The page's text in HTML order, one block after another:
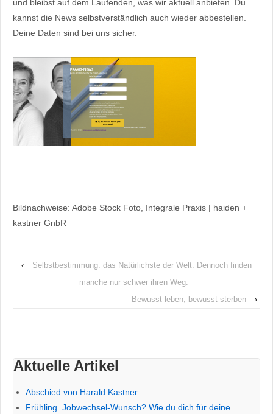
und bleibst auf dem Laufenden, was wir aktuell anbieten. Du
kannst die News selbstverständlich auch wieder abbestellen.
Deine Daten sind bei uns sicher.
Bildnachweise: Adobe Stock Foto, Integrale Praxis | haiden +
kastner GnbR
‹
Selbstbestimmung: das Natürlichste der Welt. Dennoch finden
manche nur schwer ihren Weg.
Bewusst leben, bewusst sterben
›
Aktuelle Artikel
Abschied von Harald Kastner
Frühling. Jobwechsel-Wunsch? Wie du dich für deine